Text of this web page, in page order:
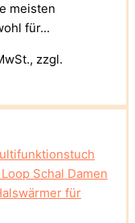
meisten
für...
zzgl.